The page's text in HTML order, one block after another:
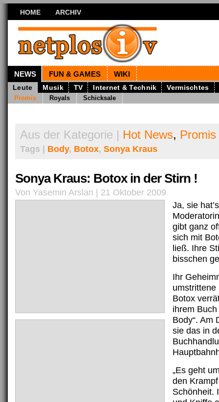
HOME ARCHIV
NEWS FUN & GAMES WIKI
Leute Musik TV Internet & Technik Vermischtes
Promis Royals Schicksale
Aus der Kategorie | Hot News, Promis
Tags | Body, Botox, Sonya Kraus
Sonya Kraus: Botox in der Stirn !
Von Yasemin Arslan | 21 Oktober 2009
Ja, sie
gibt ganz
sich mit
ließ. Ihre
bisschen
Ihr
umstrittene
Botox
ihrem Buch
Body“. Am
sie das in
„Es geht
den
Schönheit.